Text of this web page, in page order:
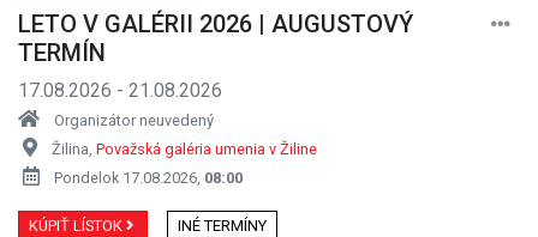
LETO V GALÉRII 2026 | AUGUSTOVÝ
TERMÍN
17.08.2026 - 21.08.2026
Organizátor neuvedený
Žilina, Považská galéria umenia v Žiline
Pondelok 17.08.2026, 08:00
KÚPIŤ LÍSTOK INÉ TERMÍNY